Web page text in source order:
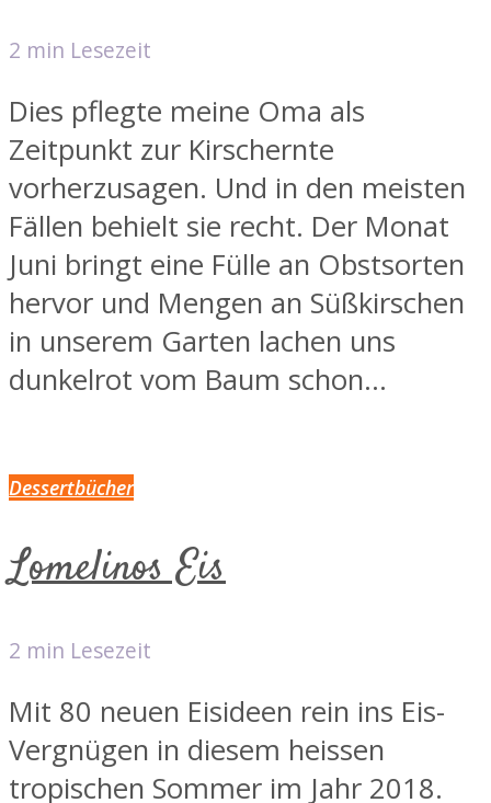
2 min Lesezeit
Dies pflegte meine Oma als
Zeitpunkt zur Kirschernte
vorherzusagen. Und in den meisten
Fällen behielt sie recht. Der Monat
Juni bringt eine Fülle an Obstsorten
hervor und Mengen an Süßkirschen
in unserem Garten lachen uns
dunkelrot vom Baum schon...
Dessertbücher
Lomelinos Eis
2 min Lesezeit
Mit 80 neuen Eisideen rein ins Eis-
Vergnügen in diesem heissen
tropischen Sommer im Jahr 2018.